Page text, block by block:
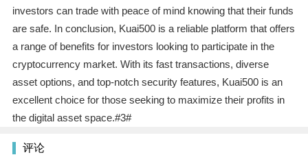
investors can trade with peace of mind knowing that their funds
are safe. In conclusion, Kuai500 is a reliable platform that offers
a range of benefits for investors looking to participate in the
cryptocurrency market. With its fast transactions, diverse
asset options, and top-notch security features, Kuai500 is an
excellent choice for those seeking to maximize their profits in
the digital asset space.#3#
评论